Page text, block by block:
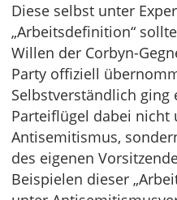
Diese selbst unter
„Arbeitsdefinition“
Willen der Corbyn-
Party offiziell
Selbstverständlich ging
Parteiflügel dabei nicht
Antisemitismus,
des eigenen
Beispielen dieser